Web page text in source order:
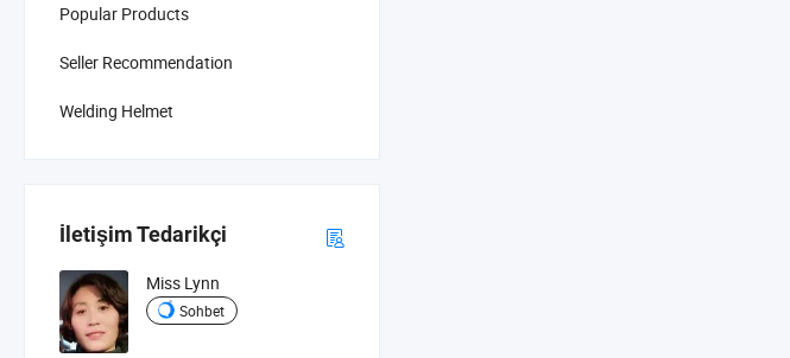
Popular Products
Seller Recommendation
Welding Helmet
İletişim Tedarikçi
Miss Lynn
Sohbet